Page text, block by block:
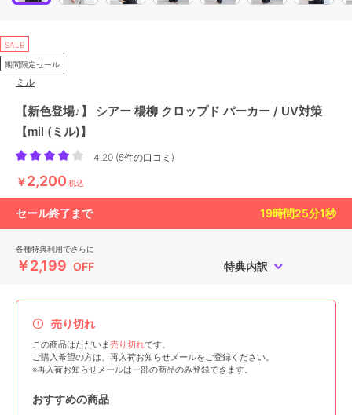
SALE
期間限定セール
ミル
【新色登場♪】 シアー 楊柳 クロップド パーカー / UV対策
【mil (ミル)】
4.20 (5件の口コミ )
￥2,200 税込
セール終了まで 19時間24分59秒
各種特典利用でさらに
￥2,199 OFF 特典内訳
売り切れ
この商品はただいま売り切れです。
ご購入希望の方は、再入荷お知らせメールをご登録ください。
※再入荷お知らせメールは一部の商品のみ登録できます。
おすすめの商品